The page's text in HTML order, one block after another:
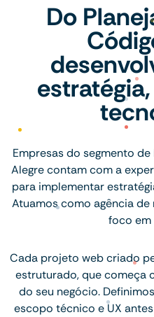
Do
Empresas do segmento
Alegre contam com a
para implementar
Atuamos como agência
foco em
Cada projeto web criado
estruturado, que começa
do seu negócio.
escopo técnico e UX